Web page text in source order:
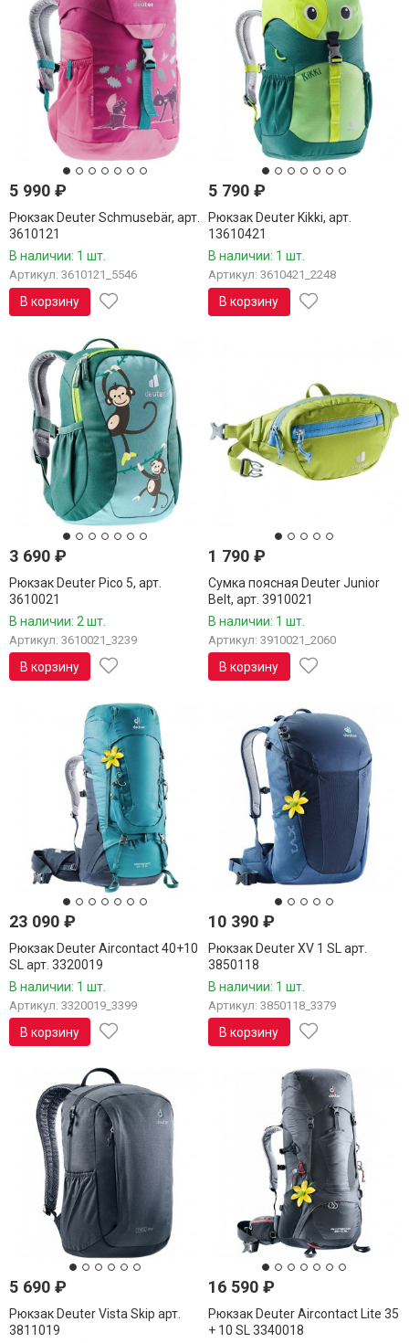
5 990 ₽
Рюкзак Deuter Schmusebär, арт.
3610121
В наличии: 1 шт.
Артикул: 3610121_5546
В корзину
5 790₽
Рюкзак Deuter Kikki, арт.
13610421
В наличии: 1 шт.
Артикул: 3610421_2248
В корзину
3 690 ₽
Рюкзак Deuter Pico 5, арт.
3610021
В наличии: 2 шт.
Артикул: 3610021_3239
В корзину
1 790₽
Сумка поясная Deuter Junior
Belt, арт. 3910021
В наличии: 1 шт.
Артикул: 3910021_2060
В корзину
23 090 ₽
Рюкзак Deuter Aircontact 40+10
SL арт. 3320019
В наличии: 1 шт.
Артикул: 3320019_3399
В корзину
10 390₽
Рюкзак Deuter XV 1 SL арт.
3850118
В наличии: 1 шт.
Артикул: 3850118_3379
В корзину
5 690 ₽
Рюкзак Deuter Vista Skip арт.
3811019
16 590₽
Рюкзак Deuter Aircontact Lite 35
+ 10 SL 3340018